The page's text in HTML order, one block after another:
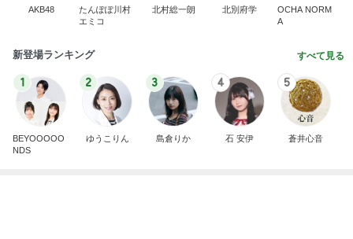
AKB48
たんぽぽ川村
エミコ
北村総一朗 北別府学
OCHA NORM
A
新登場ランキング すべて見る
1
BEYOOOOO
NDS
2
ゆうこりん
3
島倉りか
4
石 安伊
5
蒼井心音